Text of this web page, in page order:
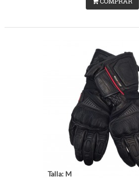
Talla: M